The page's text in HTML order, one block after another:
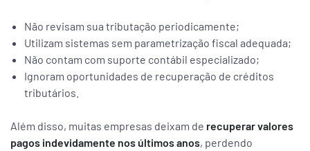
Não revisam sua tributação periodicamente;
Utilizam sistemas sem parametrização fiscal adequada;
Não contam com suporte contábil especializado;
Ignoram oportunidades de recuperação de créditos
tributários.
Além disso, muitas empresas deixam de recuperar valores
pagos indevidamente nos últimos anos, perdendo